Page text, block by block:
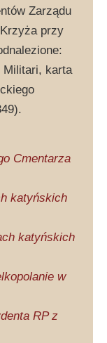
Zarządu
przy
Militari, karta
Cmentarza
katyńskich
katyńskich
w
RP z